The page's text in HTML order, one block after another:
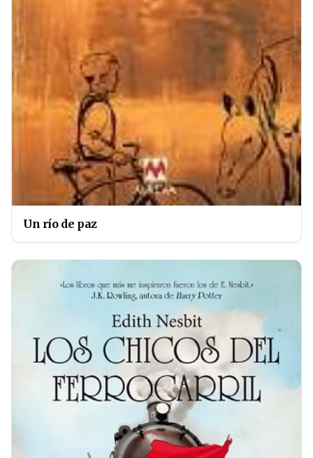
Un río de paz